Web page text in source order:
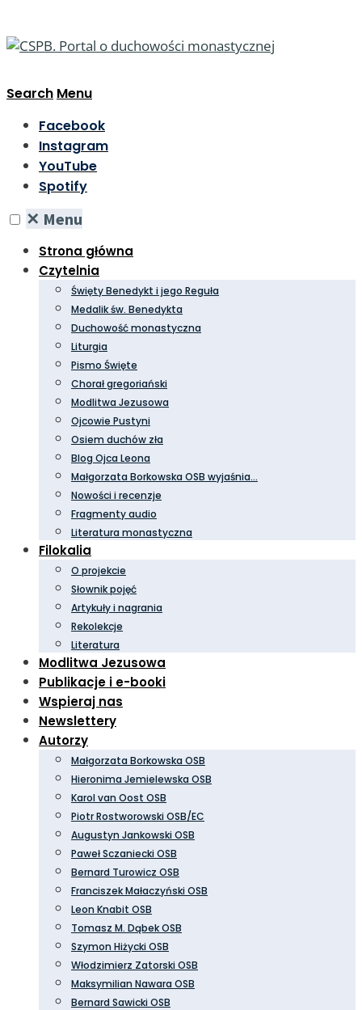
Search Menu
Facebook
Instagram
YouTube
Spotify
✕ Menu
Strona główna
Czytelnia
Święty Benedykt i jego Reguła
Medalik św. Benedykta
Duchowość monastyczna
Liturgia
Pismo Święte
Chorał gregoriański
Modlitwa Jezusowa
Ojcowie Pustyni
Osiem duchów zła
Blog Ojca Leona
Małgorzata Borkowska OSB wyjaśnia…
Nowości i recenzje
Fragmenty audio
Literatura monastyczna
Filokalia
O projekcie
Słownik pojęć
Artykuły i nagrania
Rekolekcje
Literatura
Modlitwa Jezusowa
Publikacje i e-booki
Wspieraj nas
Newslettery
Autorzy
Małgorzata Borkowska OSB
Hieronima Jemielewska OSB
Karol van Oost OSB
Piotr Rostworowski OSB/EC
Augustyn Jankowski OSB
Paweł Sczaniecki OSB
Bernard Turowicz OSB
Franciszek Małaczyński OSB
Leon Knabit OSB
Tomasz M. Dąbek OSB
Szymon Hiżycki OSB
Włodzimierz Zatorski OSB
Maksymilian Nawara OSB
Bernard Sawicki OSB